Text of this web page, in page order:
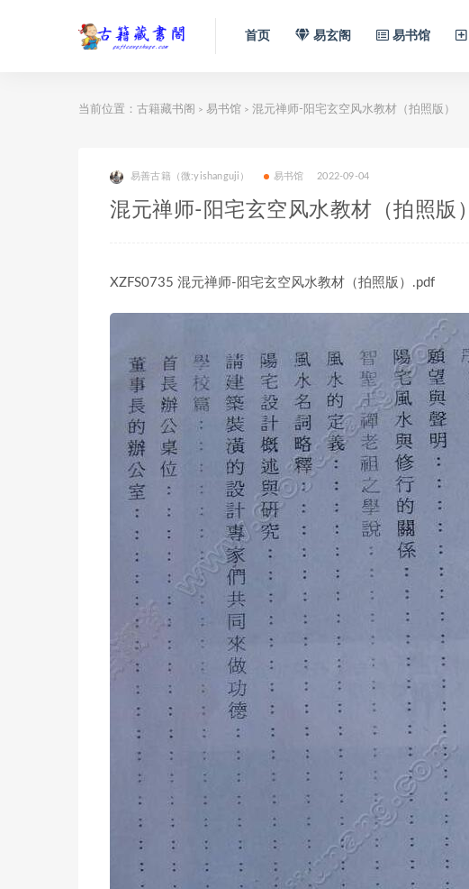
首页 易玄阁 易书馆
当前位置： 古籍藏书阁 > 易书馆 > 混元禅师-阳宅玄空风水教材（拍照版）
易善古籍（微:yishanguji） 易书馆 2022-09-04
混元禅师-阳宅玄空风水教材（拍照版）
XZFS0735 混元禅师-阳宅玄空风水教材（拍照版）.pdf